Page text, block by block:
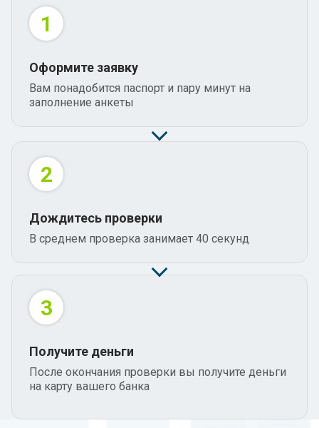
1
Оформите заявку
Вам понадобится паспорт и пару минут на
заполнение анкеты
2
Дождитесь проверки
В среднем проверка занимает 40 секунд
3
Получите деньги
После окончания проверки вы получите деньги
на карту вашего банка